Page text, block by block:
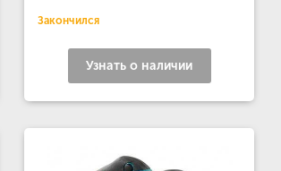
Закончился
Узнать о наличии